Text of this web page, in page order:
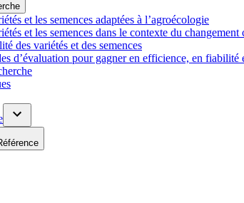
et les semences adaptées à l’agroécologie
et les semences dans le contexte du changement
des variétés et des semences
d’évaluation pour gagner en efficience, en